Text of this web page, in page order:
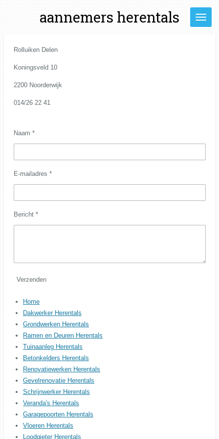
Ga
direct
naar
aannemers herentals
Rolluiken Delen
Koningsveld 10
2200 Noorderwijk
014/26 22 41
Naam *
E-mailadres *
Bericht *
Verzenden
Home
Dakwerker Herentals
Grondwerken Herentals
Ramen en Deuren Herentals
Tuinaanleg Herentals
Betonkelders Herentals
Renovatiewerken Herentals
Gevelrenovatie Herentals
Schrijnwerker Herentals
Veranda's Herentals
Garagepoorten Herentals
Vloeren Herentals
Loodgieter Herentals